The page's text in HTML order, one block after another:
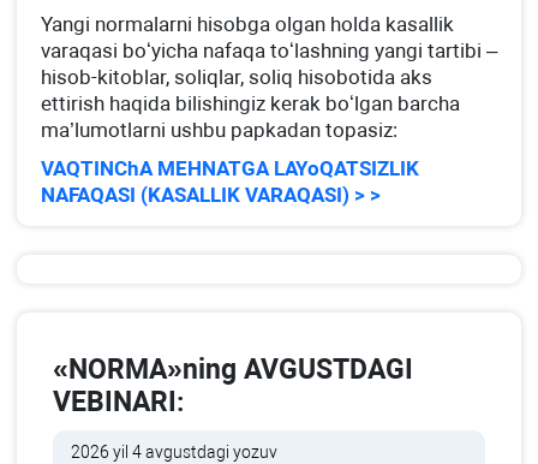
Yangi normalarni hisobga olgan holda kasallik
varaqasi boʻyicha nafaqa toʻlashning yangi tartibi –
hisob-kitoblar, soliqlar, soliq hisobotida aks
ettirish haqida bilishingiz kerak boʻlgan barcha
ma’lumotlarni ushbu papkadan topasiz:
VAQTINChA MEHNATGA LAYoQATSIZLIK
NAFAQASI (KASALLIK VARAQASI) > >
«NORMA»ning AVGUSTDAGI
VEBINARI:
2026 yil 4 avgustdagi yozuv